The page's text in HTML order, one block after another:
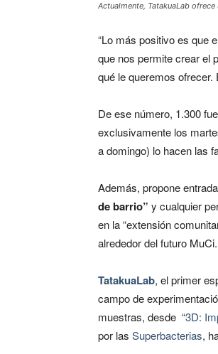
Actualmente, TatakuaLab
“Lo más positivo es que
que nos permite crear el
qué le queremos
De ese número, 1.300
exclusivamente los
a domingo) lo hacen las
Además, propone
de barrio” y cualquier
en la “extensión
alrededor del futuro MuCi.
TatakuaLab, el primer
campo de
muestras, desde “3D:
por las Superbacterias,